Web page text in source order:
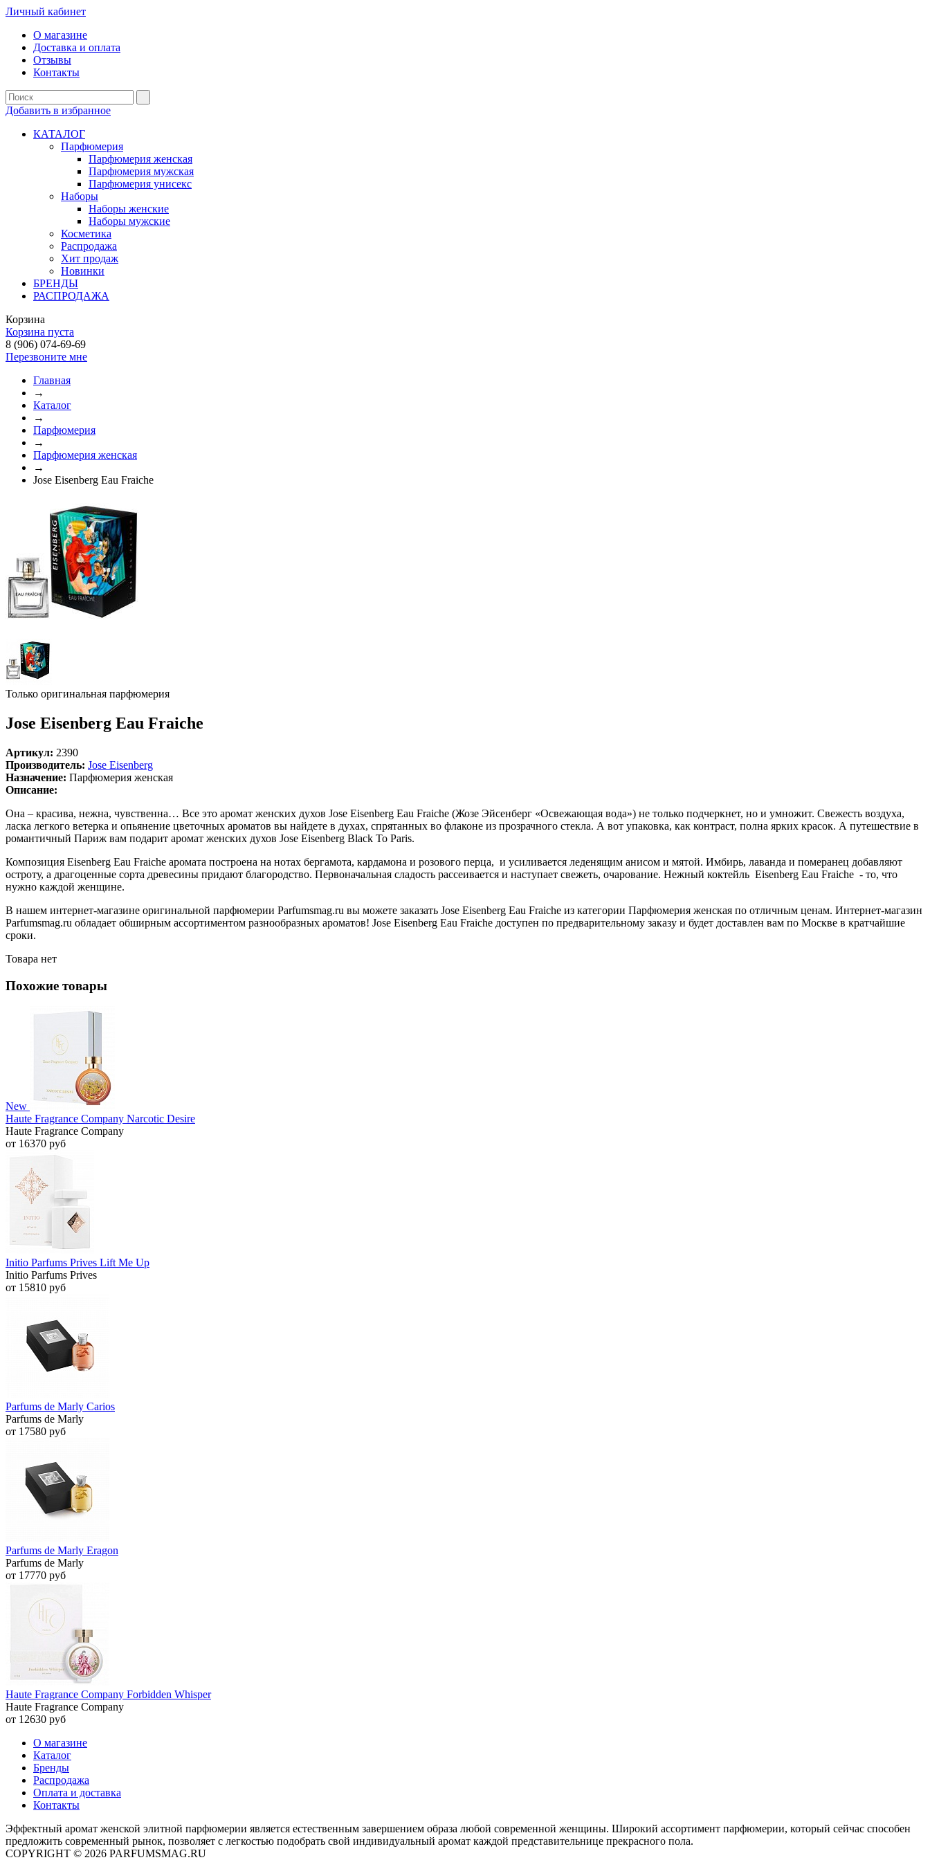
Личный кабинет
О магазине
Доставка и оплата
Отзывы
Контакты
Добавить в избранное
КАТАЛОГ
Парфюмерия
Парфюмерия женская
Парфюмерия мужская
Парфюмерия унисекс
Наборы
Наборы женские
Наборы мужские
Косметика
Распродажа
Хит продаж
Новинки
БРЕНДЫ
РАСПРОДАЖА
Корзина
Корзина пуста
8 (906) 074-69-69
Перезвоните мне
Главная
→
Каталог
→
Парфюмерия
→
Парфюмерия женская
→
Jose Eisenberg Eau Fraiche
Только оригинальная парфюмерия
Jose Eisenberg Eau Fraiche
Артикул: 2390
Производитель: Jose Eisenberg
Назначение: Парфюмерия женская
Описание:
Она – красива, нежна, чувственна… Все это аромат женских духов Jose Eisenberg Eau Fraiche (Жозе Эйсенберг «Освежающая вода») не только подчеркнет, но и умножит. Свежесть воздуха,
ласка легкого ветерка и опьянение цветочных ароматов вы найдете в духах, спрятанных во флаконе из прозрачного стекла. А вот упаковка, как контраст, полна ярких красок. А путешествие в
романтичный Париж вам подарит аромат женских духов Jose Eisenberg Black To Paris.
Композиция Eisenberg Eau Fraiche аромата построена на нотах бергамота, кардамона и розового перца, и усиливается леденящим анисом и мятой. Имбирь, лаванда и померанец добавляют
остроту, а драгоценные сорта древесины придают благородство. Первоначальная сладость рассеивается и наступает свежеть, очарование. Нежный коктейль Eisenberg Eau Fraiche - то, что
нужно каждой женщине.
В нашем интернет-магазине оригинальной парфюмерии Parfumsmag.ru вы можете заказать Jose Eisenberg Eau Fraiche из категории Парфюмерия женская по отличным ценам. Интернет-магазин
Parfumsmag.ru обладает обширным ассортиментом разнообразных ароматов! Jose Eisenberg Eau Fraiche доступен по предварительному заказу и будет доставлен вам по Москве в кратчайшие
сроки.
Товара нет
Похожие товары
New
Haute Fragrance Company Narcotic Desire
Haute Fragrance Company
от 16370 руб
Initio Parfums Prives Lift Me Up
Initio Parfums Prives
от 15810 руб
Parfums de Marly Carios
Parfums de Marly
от 17580 руб
Parfums de Marly Eragon
Parfums de Marly
от 17770 руб
Haute Fragrance Company Forbidden Whisper
Haute Fragrance Company
от 12630 руб
О магазине
Каталог
Бренды
Распродажа
Оплата и доставка
Контакты
Эффектный аромат женской элитной парфюмерии является естественным завершением образа любой современной женщины. Широкий ассортимент парфюмерии, который сейчас способен
предложить современный рынок, позволяет с легкостью подобрать свой индивидуальный аромат каждой представительнице прекрасного пола.
COPYRIGHT © 2026 PARFUMSMAG.RU